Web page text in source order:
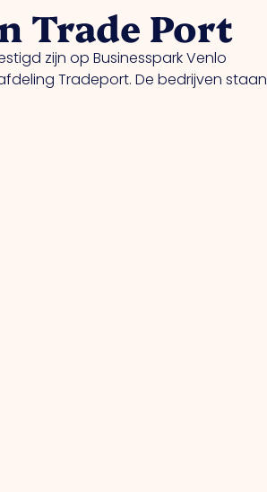
Trade Port
zijn op Businesspark Venlo
Tradeport. De bedrijven staan